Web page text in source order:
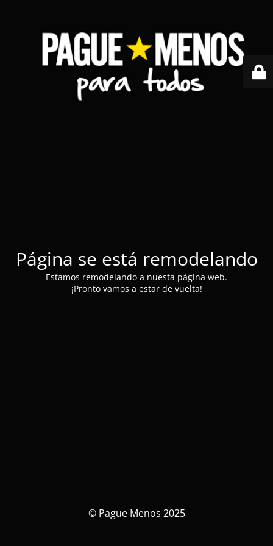
Página se está remodelando
Estamos remodelando a nuesta página web.
¡Pronto vamos a estar de vuelta!
© Pague Menos 2025